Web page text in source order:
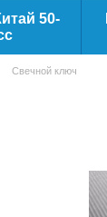
50-
Свечной ключ